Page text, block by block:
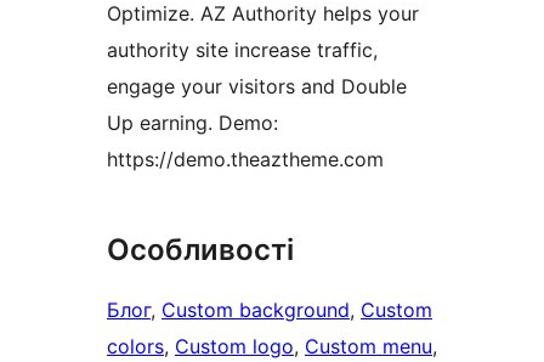
Optimize. AZ Authority helps your
authority site increase traffic,
engage your visitors and Double
Up earning. Demo:
https://demo.theaztheme.com
Особливості
Блог, Custom background, Custom
colors, Custom logo, Custom menu